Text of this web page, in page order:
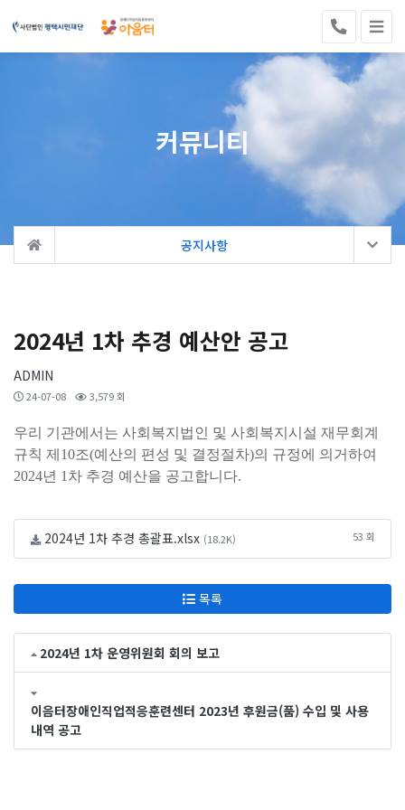
커뮤니티
공지사항
2024년 1차 추경 예산안 공고
ADMIN
24-07-08 3,579 회
우리 기관에서는 사회복지법인 및 사회복지시설 재무회계
규칙 제10조(예산의 편성 및 결정절차)의 규정에 의거하여
2024년 1차 추경 예산을 공고합니다.
2024년 1차 추경 총괄표.xlsx (18.2K) 53 회
목록
2024년 1차 운영위원회 회의 보고
이음터장애인직업적응훈련센터 2023년 후원금(품) 수입 및 사용
내역 공고